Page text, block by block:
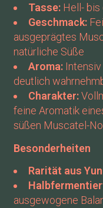
Tasse:Hell- bis
Geschmack:
ausgeprägtes
natürliche Süße
Aroma:Intensiv
deutlich
Charakter:
feine Aromatik
süßen Muscatel-
Besonderheiten
Rarität aus
ausgewogene